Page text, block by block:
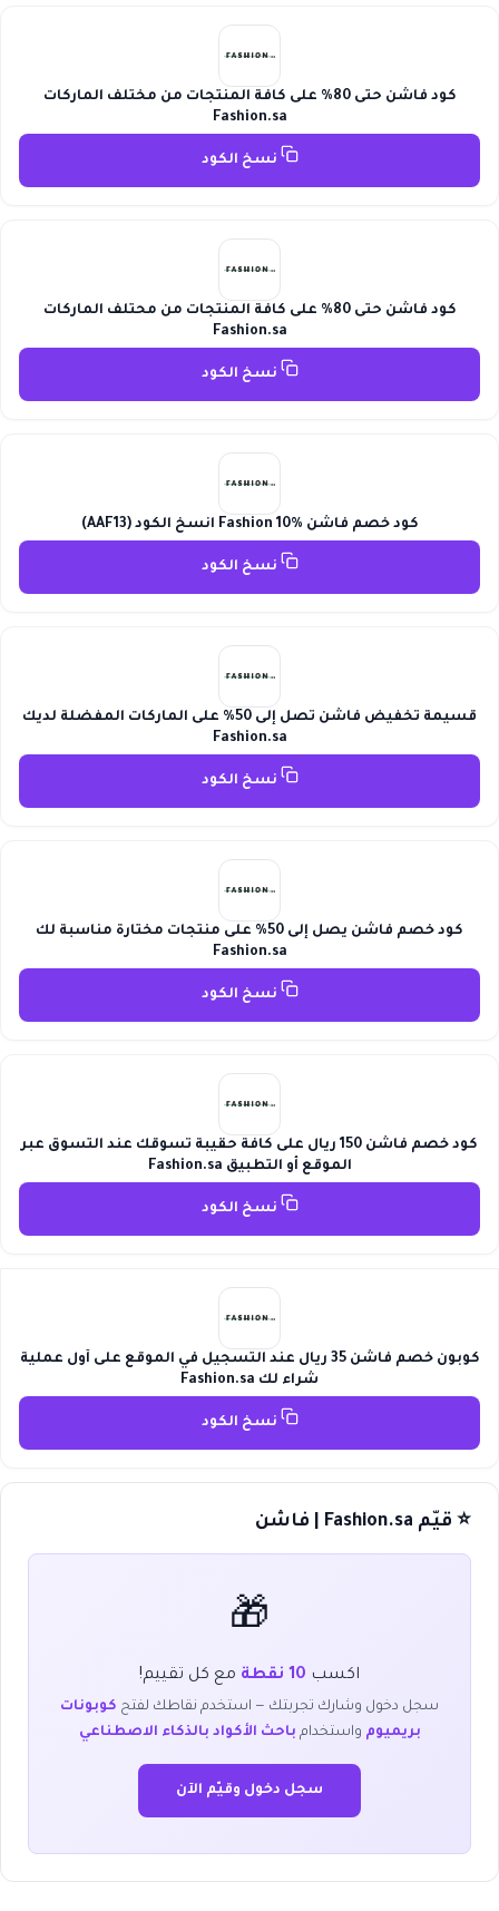
كود فاشن حتى 80% على كافة المنتجات من مختلف الماركات
Fashion.sa
نسخ الكود
كود فاشن حتى 80% على كافة المنتجات من محتلف الماركات
Fashion.sa
نسخ الكود
كود خصم فاشن Fashion 10% انسخ الكود (AAF13)
نسخ الكود
قسيمة تخفيض فاشن تصل إلى 50% على الماركات المفضلة لديك
Fashion.sa
نسخ الكود
كود خصم فاشن يصل إلى 50% على منتجات مختارة مناسبة لك
Fashion.sa
نسخ الكود
كود خصم فاشن 150 ريال على كافة حقيبة تسوقك عند التسوق عبر
الموقع أو التطبيق Fashion.sa
نسخ الكود
كوبون خصم فاشن 35 ريال عند التسجيل في الموقع على أول عملية
شراء لك Fashion.sa
نسخ الكود
⭐ قيّم Fashion.sa | فاشن
🎁
اكسب 10 نقطة مع كل تقييم!
سجل دخول وشارك تجربتك — استخدم نقاطك لفتح كوبونات
بريميوم واستخدام باحث الأكواد بالذكاء الاصطناعي
سجل دخول وقيّم الآن